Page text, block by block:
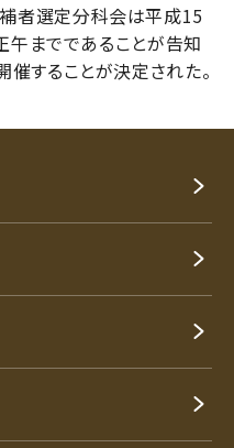
者選定分科会は平成15
までであることが告知
することが決定された。